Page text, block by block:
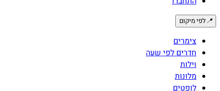
📍לפי מיקום
צימרים
חדרים לפי שעה
וילות
מלונות
לופטים